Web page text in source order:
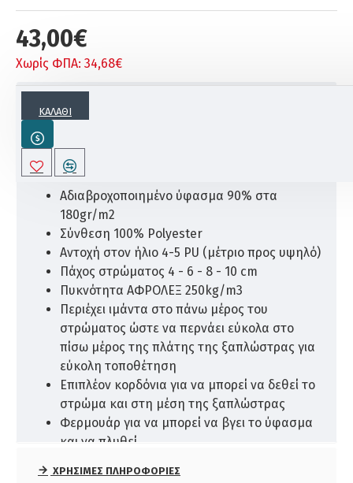
43,00€
Χωρίς ΦΠΑ: 34,68€
ΚΑΛΆΘΙ
ΤΕΧΝΙΚΆ ΧΑΡΑΚΤΗΡΙΣΤΙΚΆ
Αδιαβροχοποιημένο ύφασμα 90% στα
180gr/m2
Σύνθεση 100% Polyester
Αντοχή στον ήλιο 4-5 PU (μέτριο προς υψηλό)
Πάχος στρώματος 4 - 6 - 8 - 10 cm
Πυκνότητα ΑΦΡΟΛΕΞ 250kg/m3
Περιέχει ιμάντα στο πάνω μέρος του
στρώματος ώστε να περνάει εύκολα στο
πίσω μέρος της πλάτης της ξαπλώστρας για
εύκολη τοποθέτηση
Επιπλέον κορδόνια για να μπορεί να δεθεί το
στρώμα και στη μέση της ξαπλώστρας
Φερμουάρ για να μπορεί να βγει το ύφασμα
και να πλυθεί
Έξτρα μαξιλαράκι στο πάνω μέρος του
ΧΡΉΣΙΜΕΣ ΠΛΗΡΟΦΟΡΊΕΣ